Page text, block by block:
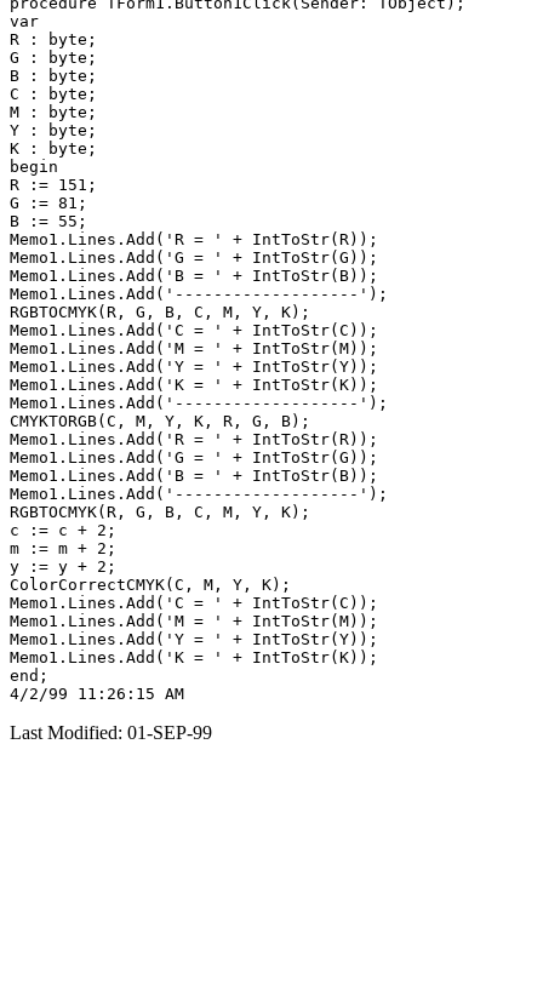
var
R : byte;
G : byte;
B : byte;
C : byte;
M : byte;
Y : byte;
K : byte;
begin
R := 151;
G := 81;
B := 55;
Memo1.Lines.Add('R = ' + IntToStr(R));
Memo1.Lines.Add('G = ' + IntToStr(G));
Memo1.Lines.Add('B = ' + IntToStr(B));
Memo1.Lines.Add('-------------------');
RGBTOCMYK(R, G, B, C, M, Y, K);
Memo1.Lines.Add('C = ' + IntToStr(C));
Memo1.Lines.Add('M = ' + IntToStr(M));
Memo1.Lines.Add('Y = ' + IntToStr(Y));
Memo1.Lines.Add('K = ' + IntToStr(K));
Memo1.Lines.Add('-------------------');
CMYKTORGB(C, M, Y, K, R, G, B);
Memo1.Lines.Add('R = ' + IntToStr(R));
Memo1.Lines.Add('G = ' + IntToStr(G));
Memo1.Lines.Add('B = ' + IntToStr(B));
Memo1.Lines.Add('-------------------');
RGBTOCMYK(R, G, B, C, M, Y, K);
c := c + 2;
m := m + 2;
y := y + 2;
ColorCorrectCMYK(C, M, Y, K);
Memo1.Lines.Add('C = ' + IntToStr(C));
Memo1.Lines.Add('M = ' + IntToStr(M));
Memo1.Lines.Add('Y = ' + IntToStr(Y));
Memo1.Lines.Add('K = ' + IntToStr(K));
end;
Last Modified: 01-SEP-99